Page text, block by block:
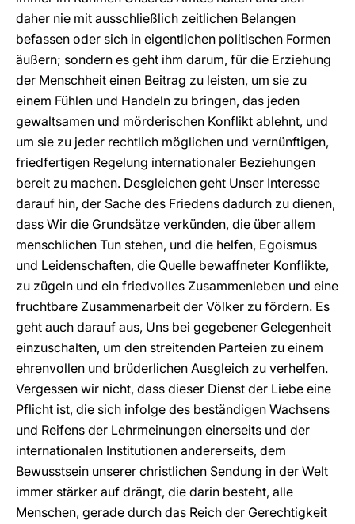
daher nie mit ausschließlich zeitlichen Belangen
befassen oder sich in eigentlichen politischen Formen
äußern; sondern es geht ihm darum, für die Erziehung
der Menschheit einen Beitrag zu leisten, um sie zu
einem Fühlen und Handeln zu bringen, das jeden
gewaltsamen und mörderischen Konflikt ablehnt, und
um sie zu jeder rechtlich möglichen und vernünftigen,
friedfertigen Regelung internationaler Beziehungen
bereit zu machen. Desgleichen geht Unser Interesse
darauf hin, der Sache des Friedens dadurch zu dienen,
dass Wir die Grundsätze verkünden, die über allem
menschlichen Tun stehen, und die helfen, Egoismus
und Leidenschaften, die Quelle bewaffneter Konflikte,
zu zügeln und ein friedvolles Zusammenleben und eine
fruchtbare Zusammenarbeit der Völker zu fördern. Es
geht auch darauf aus, Uns bei gegebener Gelegenheit
einzuschalten, um den streitenden Parteien zu einem
ehrenvollen und brüderlichen Ausgleich zu verhelfen.
Vergessen wir nicht, dass dieser Dienst der Liebe eine
Pflicht ist, die sich infolge des beständigen Wachsens
und Reifens der Lehrmeinungen einerseits und der
internationalen Institutionen andererseits, dem
Bewusstsein unserer christlichen Sendung in der Welt
immer stärker auf drängt, die darin besteht, alle
Menschen, gerade durch das Reich der Gerechtigkeit